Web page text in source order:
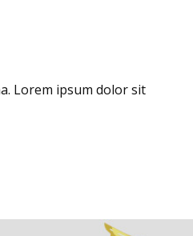
Lorem ipsum dolor sit